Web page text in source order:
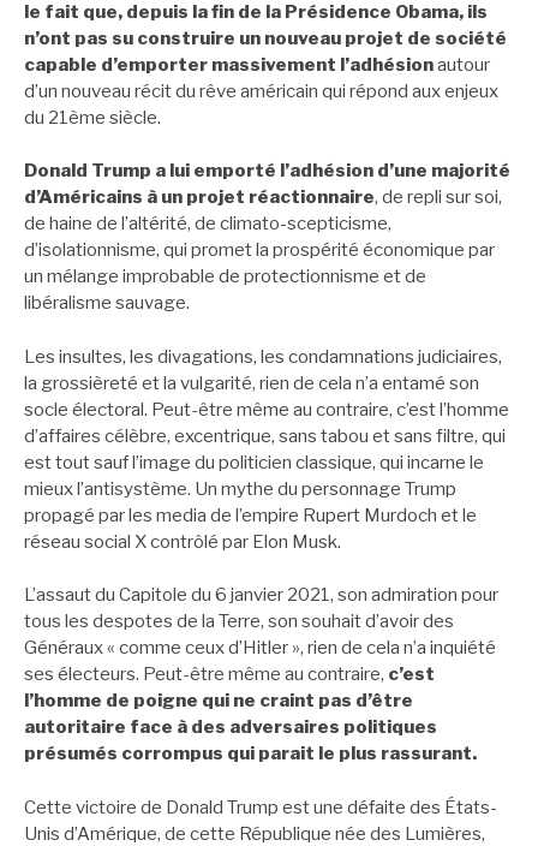
le fait que, depuis la fin de la Présidence Obama, ils
n’ont pas su construire un nouveau projet de société
capable d’emporter massivement l’adhésionautour
d’un nouveau récit du rêve américain qui répond aux enjeux
du 21ème siècle.
Donald Trump a lui emporté l’adhésion d’une majorité
d’Américains à un projet réactionnaire, de repli sur soi,
de haine de l’altérité, de climato-scepticisme,
d’isolationnisme, qui promet la prospérité économique par
un mélange improbable de protectionnisme et de
libéralisme sauvage.
Les insultes, les divagations, les condamnations judiciaires,
la grossièreté et la vulgarité, rien de cela n’a entamé son
socle électoral. Peut-être même au contraire, c’est l’homme
d’affaires célèbre, excentrique, sans tabou et sans filtre, qui
est tout sauf l’image du politicien classique, qui incarne le
mieux l’antisystème. Un mythe du personnage Trump
propagé par les media de l’empire Rupert Murdoch et le
réseau social X contrôlé par Elon Musk.
L’assaut du Capitole du 6 janvier 2021, son admiration pour
tous les despotes de la Terre, son souhait d’avoir des
Généraux « comme ceux d’Hitler », rien de cela n’a inquiété
ses électeurs. Peut-être même au contraire, c’est
l’homme de poigne qui ne craint pas d’être
autoritaire face à des adversaires politiques
présumés corrompus qui parait le plus rassurant.
Cette victoire de Donald Trump est une défaite des États-
Unis d’Amérique, de cette République née des Lumières,